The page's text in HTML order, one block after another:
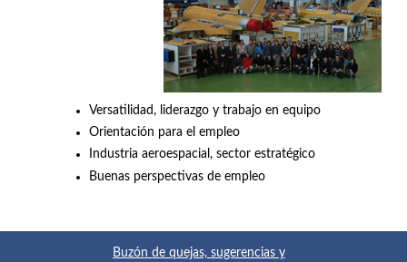
Versatilidad, liderazgo y trabajo en equipo
Orientación para el empleo
Industria aeroespacial, sector estratégico
Buenas perspectivas de empleo
Buzón de quejas, sugerencias y